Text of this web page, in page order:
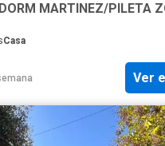
Casa
Ver